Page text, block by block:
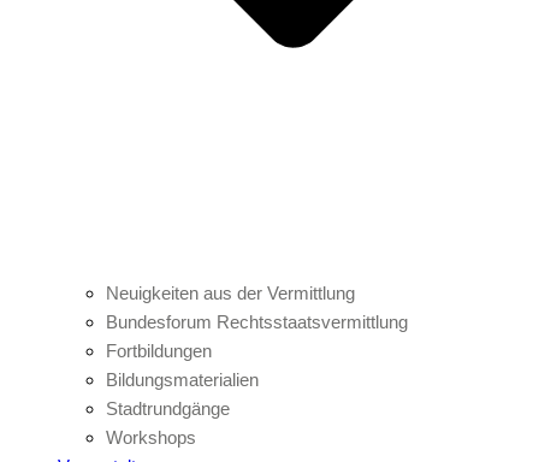
Neuigkeiten aus der Vermittlung
Bundesforum Rechtsstaatsvermittlung
Fortbildungen
Bildungsmaterialien
Stadtrundgänge
Workshops